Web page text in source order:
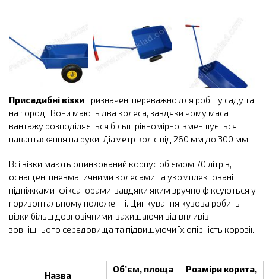
Присадибні візки призначені переважно для робіт у саду та
на городі. Вони мають два колеса, завдяки чому маса
вантажу розподіляється більш рівномірно, зменшується
навантаження на руки. Діаметр коліс від 260 мм до 300 мм.
Всі візки мають оцинкований корпус об’ємом 70 літрів,
оснащені пневматичними колесами та укомплектовані
підніжками-фіксаторами, завдяки яким зручно фіксуються у
горизонтальному положенні. Цинкування кузова робить
візки більш довговічними, захищаючи від впливів
зовнішнього середовища та підвищуючи їх опірність корозії.
Назва
Об’єм, площа
Розміри корита,